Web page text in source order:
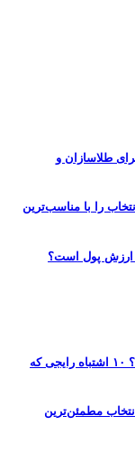
طلاسازان و
را با مناسب‌ترین
ارزش پول است؟
چرا باتری خودرو زودتر از موعد خراب می‌شود؟ ۱۰ اشتباه رایجی که
مطمئن‌ترین